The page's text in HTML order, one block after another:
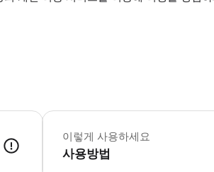
전체 픽업, 드롭 위치를 알려주세요. 드
이렇게 사용하세요
사용방법